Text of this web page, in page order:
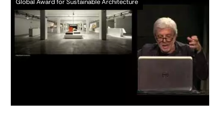
Global Award for Sustainable Architecture